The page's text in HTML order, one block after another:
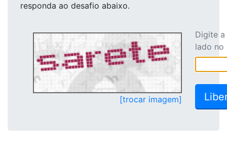
responda ao desafio abaixo.
[trocar imagem]
Digite
lado no